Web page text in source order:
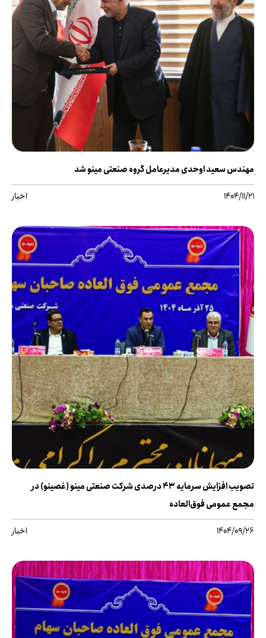
مهندس سعید اوحدی مدیرعامل گروه صنعتی مینو شد
1404/11/21 اخبار
تصویب افزایش سرمایه ۴۳ درصدی شرکت صنعتی مینو (غصینو) در
مجمع عمومی فوق‌العاده
1404/09/26 اخبار